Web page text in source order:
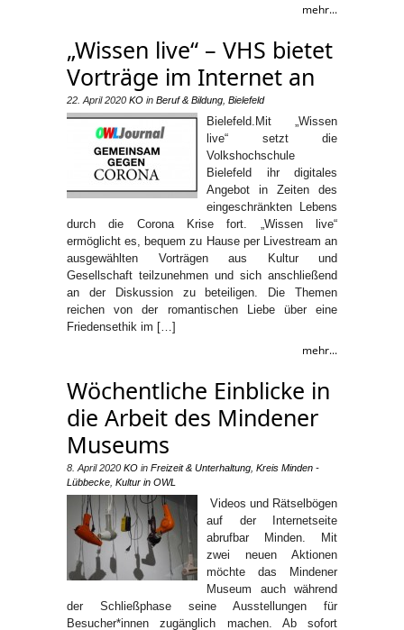
mehr...
„Wissen live“ – VHS bietet
Vorträge im Internet an
22. April 2020 KO in Beruf & Bildung Bielefeld
Bielefeld.Mit „Wissen
live“ setzt die
Volkshochschule
Bielefeld ihr digitales
Angebot in Zeiten des
eingeschränkten Lebens
durch die Corona Krise fort. „Wissen live“
ermöglicht es, bequem zu Hause per Livestream an
ausgewählten Vorträgen aus Kultur und
Gesellschaft teilzunehmen und sich anschließend
an der Diskussion zu beteiligen. Die Themen
reichen von der romantischen Liebe über eine
Friedensethik im […]
mehr...
Wöchentliche Einblicke in
die Arbeit des Mindener
Museums
8. April 2020 KO in Freizeit & Unterhaltung Kreis Minden -
Lübbecke Kultur in OWL
Videos und Rätselbögen
auf der Internetseite
abrufbar Minden. Mit
zwei neuen Aktionen
möchte das Mindener
Museum auch während
der Schließphase seine Ausstellungen für
Besucher*innen zugänglich machen. Ab sofort